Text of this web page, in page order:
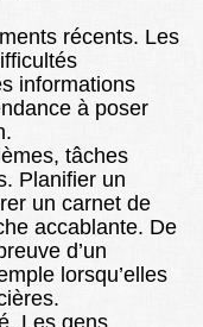
récents. Les
informations
à poser
tâches
Planifier un
un carnet de
accablante. De
d’un
lorsqu’elles